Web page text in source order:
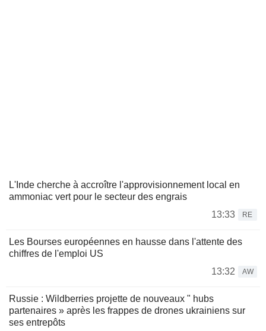
L'Inde cherche à accroître l'approvisionnement local en
ammoniac vert pour le secteur des engrais
13:33
RE
Les Bourses européennes en hausse dans l'attente des
chiffres de l'emploi US
13:32
AW
Russie : Wildberries projette de nouveaux " hubs
partenaires » après les frappes de drones ukrainiens sur
ses entrepôts